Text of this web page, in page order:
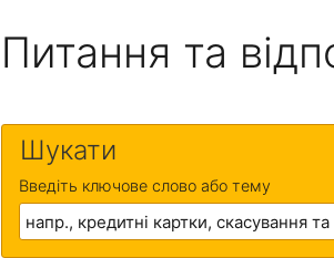
Питання та
Шукати
Введіть ключове слово або тему